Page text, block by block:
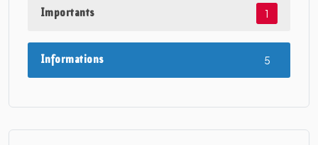
Importants 1
Informations 5